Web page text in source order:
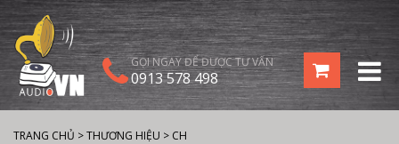
GỌI NGAY ĐỂ ĐƯỢC TƯ VẤN
0913 578 498
TRANG CHỦ >THƯƠNG HIỆU > CH